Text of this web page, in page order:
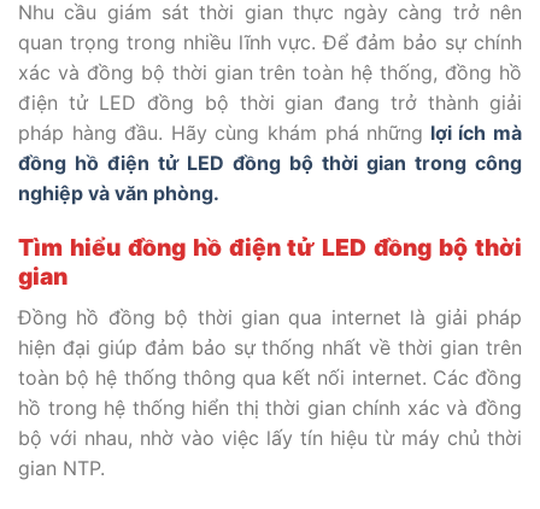
Nhu cầu giám sát thời gian thực ngày càng trở nên
quan trọng trong nhiều lĩnh vực. Để đảm bảo sự chính
xác và đồng bộ thời gian trên toàn hệ thống, đồng hồ
điện tử LED đồng bộ thời gian đang trở thành giải
pháp hàng đầu. Hãy cùng khám phá những lợi ích mà
đồng hồ điện tử LED đồng bộ thời gian trong công
nghiệp và văn phòng.
Tìm hiểu đồng hồ điện tử LED đồng bộ thời
gian
Đồng hồ đồng bộ thời gian qua internet là giải pháp
hiện đại giúp đảm bảo sự thống nhất về thời gian trên
toàn bộ hệ thống thông qua kết nối internet. Các đồng
hồ trong hệ thống hiển thị thời gian chính xác và đồng
bộ với nhau, nhờ vào việc lấy tín hiệu từ máy chủ thời
gian NTP.